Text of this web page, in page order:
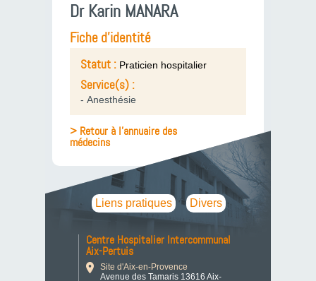
Dr Karin MANARA
Fiche d'identité
Statut : Praticien hospitalier
Service(s) :
- Anesthésie
> Retour à l'annuaire des
médecins
Liens pratiques Divers
Centre Hospitalier Intercommunal
Aix-Pertuis
Site d'Aix-en-Provence
Avenue des Tamaris 13616 Aix-